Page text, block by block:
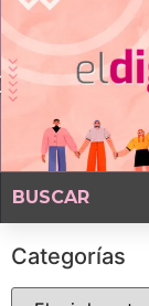
Categorías